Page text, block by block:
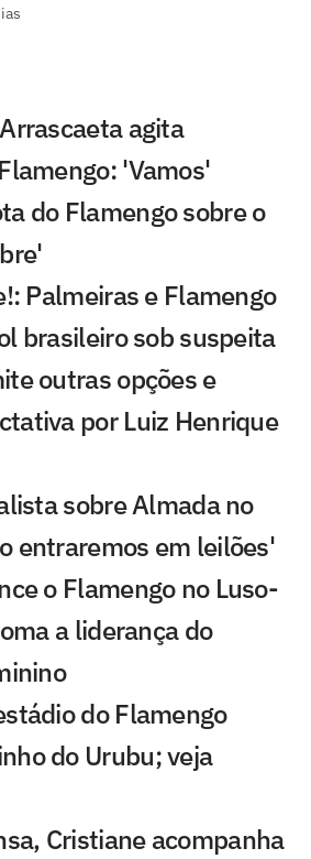
agita
'Vamos'
do Flamengo sobre o
Palmeiras e Flamengo
brasileiro sob suspeita
outras opções e
por Luiz Henrique
sobre Almada no
entraremos em leilões'
o Flamengo no Luso-
a liderança do
do Flamengo
do Urubu; veja
Cristiane acompanha